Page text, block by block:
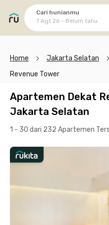
Cari hunianmu
7 Agt 26 - Belum tahu
Home Jakarta Selatan
Revenue Tower
Apartemen Dekat
Jakarta Selatan
1 - 30 dari 232 Apartemen